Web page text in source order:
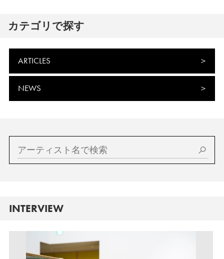
カテゴリで探す
ARTICLES
NEWS
INTERVIEW